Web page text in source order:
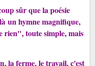
sûr que la poésie
un hymne magnifique,
rien", toute simple, mais
la ferme, le travail, c'est